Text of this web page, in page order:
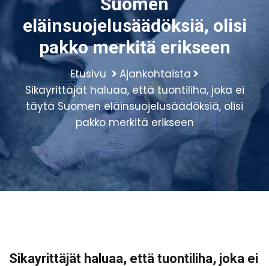
eläinsuojelusäädöksiä, olisi
pakko merkitä erikseen
Etusivu
Ajankohtaista
Sikayrittäjät haluaa, että tuontiliha, joka ei
täytä Suomen eläinsuojelusäädöksiä, olisi
pakko merkitä erikseen
Sikayrittäjät haluaa, että tuontiliha, joka ei